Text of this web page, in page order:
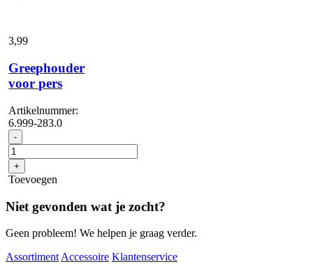
3,99
Greephouder
voor pers
Artikelnummer:
6.999-283.0
- Greephouder
voor
pers
aantal
+
Toevoegen
Niet gevonden wat je zocht?
Geen probleem! We helpen je graag verder.
Assortiment Accessoire Klantenservice